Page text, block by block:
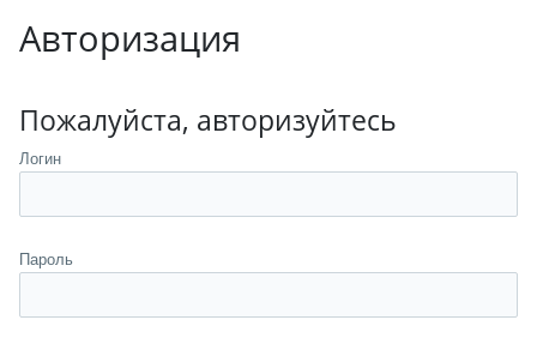
Авторизация
Пожалуйста, авторизуйтесь
Логин
Пароль